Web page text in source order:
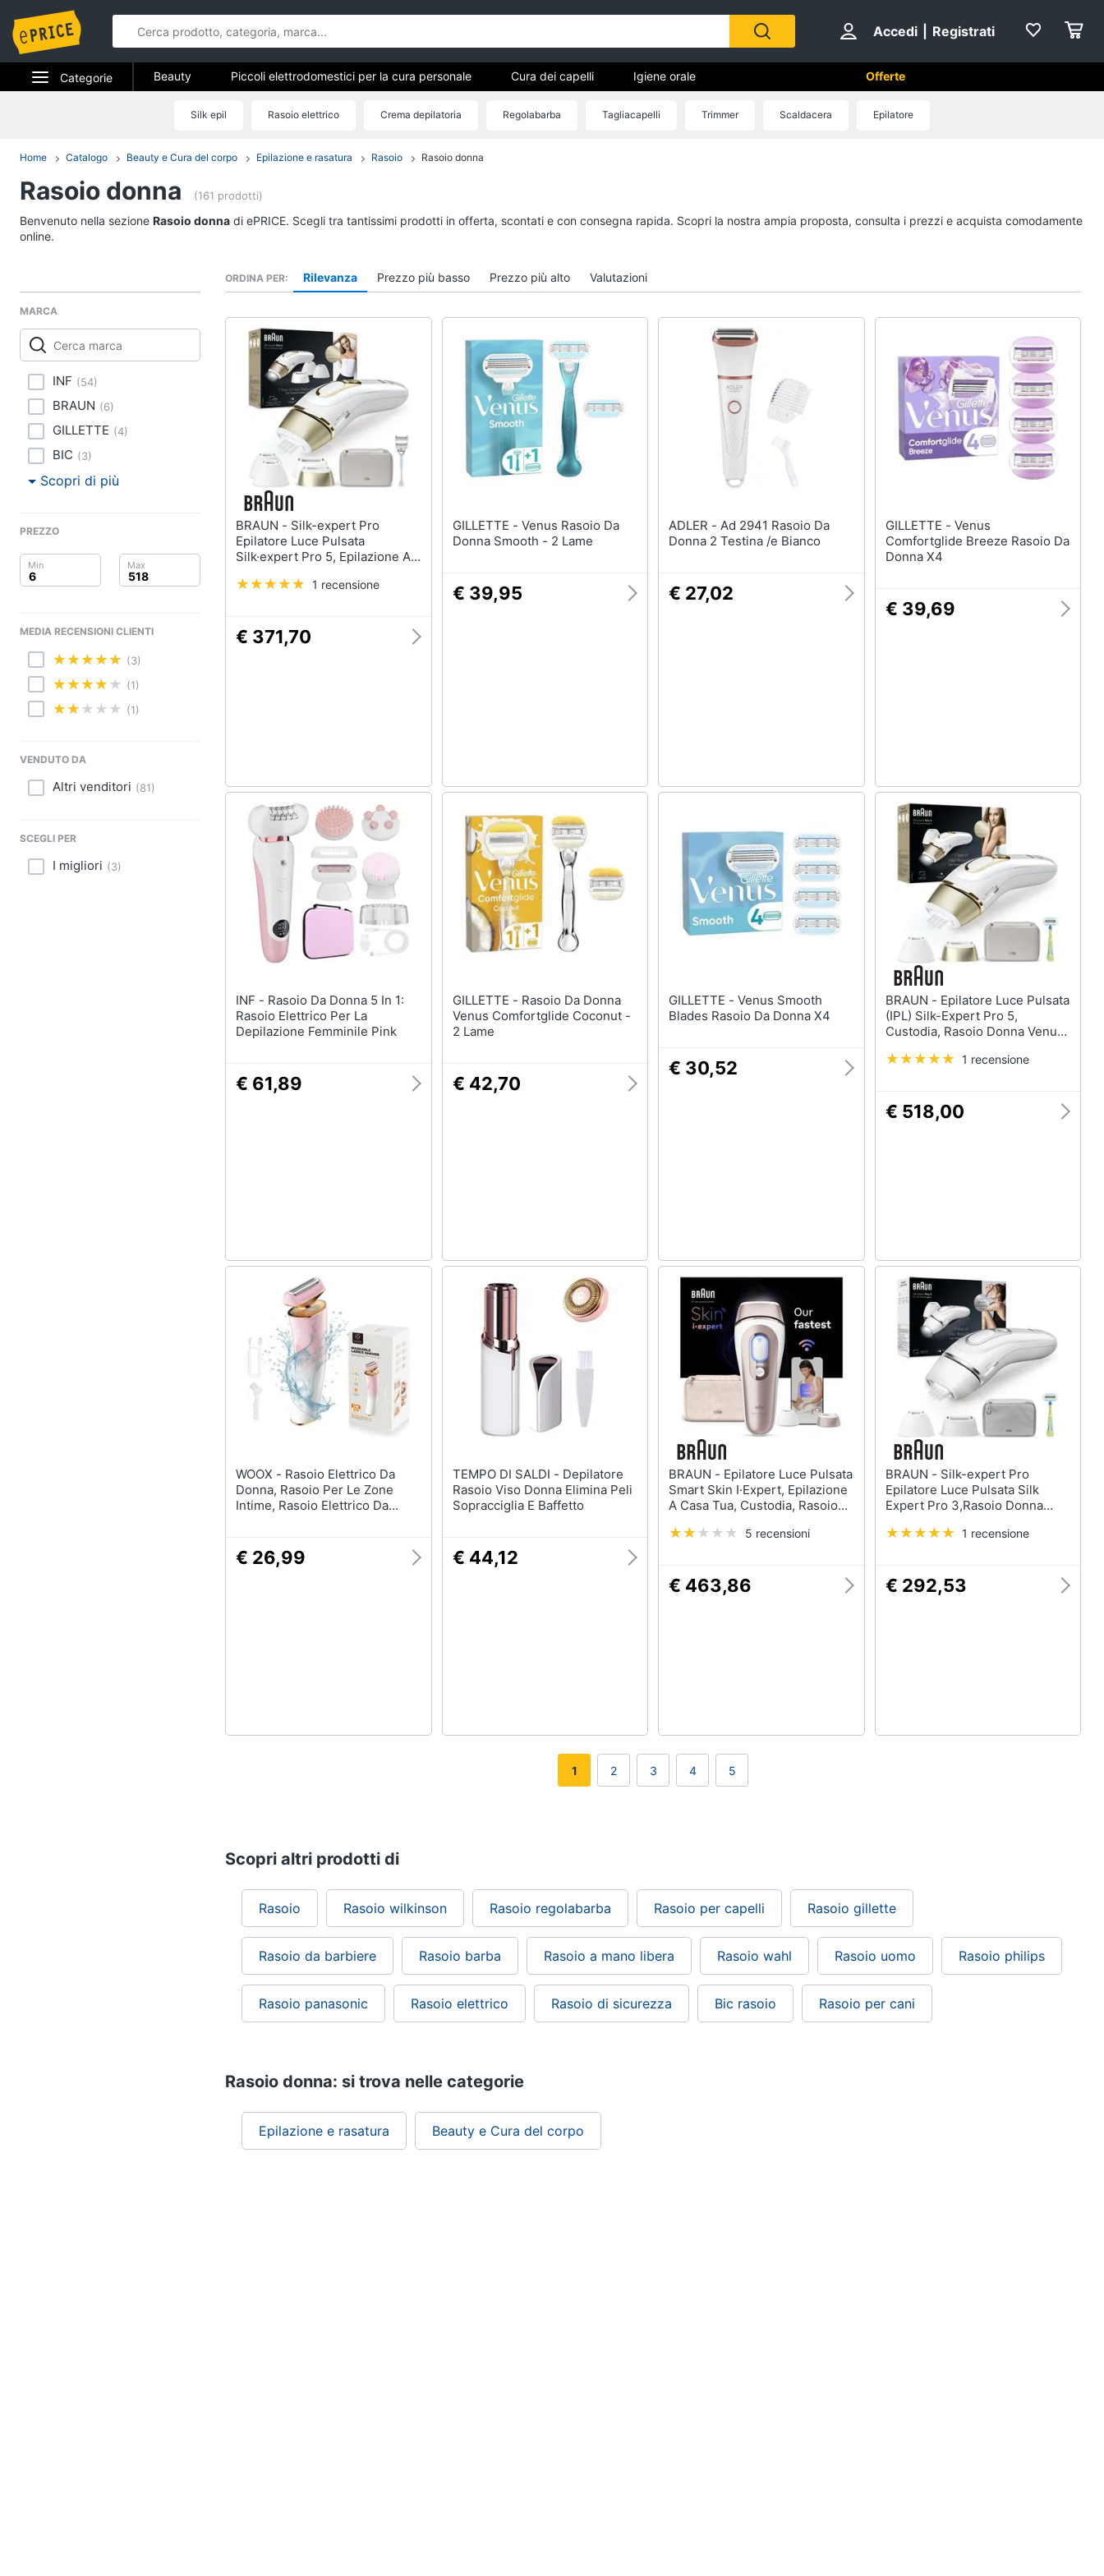
Accedi Registrati
Categorie
Telefonia
Tv e Home Cinema
Videogiochi
Audio e musica
Arredo
Salute e igiene
Giocattoli
Prima infanzia
Fotografia
Casalinghi
Abbigliamento
Beauty
Piccoli elettrodomestici per
Dyson airwrap
Piastra per capelli
Phon
Cura dei capelli
Vedi tutti Vedi tutti Vedi tutti
Manicure e pedicure
Smalto semipermanente
Gel unghie
Acetone
Smalto
Vedi tutti
Igiene e Cura del corpo
Shampoo
Shampoo antigiallo
Deodorante
Sapone
Smalto semipermanente
Eyeliner
Creme e cosmetici
Olio di ricino
Maschera viso
Profumi
Profumi uomo
Profumi donna
Chloe profumo
Migliori prodotti beauty
Miglior shampoo
Beauty Piccoli elettrodomestici per la cura personale Cura dei capelli Igiene orale Offerte
Silk epil Rasoio elettrico Crema depilatoria Regolabarba Tagliacapelli Trimmer Scaldacera Epilatore
Home Catalogo Beauty e Cura del corpo Epilazione e rasatura Rasoio Rasoio donna
Rasoio donna (161 prodotti)
Benvenuto nella sezione Rasoio donna di ePRICE. Scegli tra tantissimi prodotti in offerta, scontati e con consegna rapida. Scopri la nostra ampia proposta, consulta i prezzi e acquista comodamente
online.
MARCA
INF (54)
BRAUN (6)
GILLETTE (4)
BIC (3)
Scopri di più
PREZZO
MEDIA RECENSIONI CLIENTI
(3)
(1)
(1)
VENDUTO DA
Altri venditori (81)
SCEGLI PER
I migliori (3)
ORDINA PER Rilevanza Prezzo più basso Prezzo più alto Valutazioni
BRAUN - Silk-expert Pro
Epilatore Luce Pulsata
Silk·expert Pro 5, Epilazione A
Donna Venus, 4 Testine,
1 recensione
€ 371,70
GILLETTE - Venus Rasoio Da
Donna Smooth - 2 Lame
€ 39,95
ADLER - Ad 2941 Rasoio Da
Donna 2 Testina /e Bianco
€ 27,02
GILLETTE - Venus
Comfortglide Breeze Rasoio Da
Donna X4
€ 39,69
INF - Rasoio Da Donna 5 In 1:
Rasoio Elettrico Per La
Depilazione Femminile Pink
€ 61,89
GILLETTE - Rasoio Da Donna
Venus Comfortglide Coconut -
2 Lame
€ 42,70
GILLETTE - Venus Smooth
Blades Rasoio Da Donna X4
€ 30,52
BRAUN - Epilatore Luce Pulsata
(IPL) Silk-Expert Pro 5,
Custodia, Rasoio Donna Venus,
Bianco /oro
1 recensione
€ 518,00
WOOX - Rasoio Elettrico Da
Donna, Rasoio Per Le Zone
Intime, Rasoio Elettrico Da
Per Viso, Ascelle, Gambe, Bikini
€ 26,99
TEMPO DI SALDI - Depilatore
Rasoio Viso Donna Elimina Peli
Sopracciglia E Baffetto
€ 44,12
BRAUN - Epilatore Luce Pulsata
Smart Skin I·Expert, Epilazione
A Casa Tua, Custodia, Rasoio
PL7147
5 recensioni
€ 463,86
BRAUN - Silk-expert Pro
Epilatore Luce Pulsata Silk
Expert Pro 3,Rasoio Donna
1 recensione
€ 292,53
1 2 3 4 5
Scopri altri prodotti di
Rasoio Rasoio wilkinson Rasoio regolabarba Rasoio per capelli Rasoio gillette
Rasoio da barbiere Rasoio barba Rasoio a mano libera Rasoio wahl Rasoio uomo Rasoio philips
Rasoio panasonic Rasoio elettrico Rasoio di sicurezza Bic rasoio Rasoio per cani
Rasoio donna: si trova nelle categorie
Epilazione e rasatura Beauty e Cura del corpo